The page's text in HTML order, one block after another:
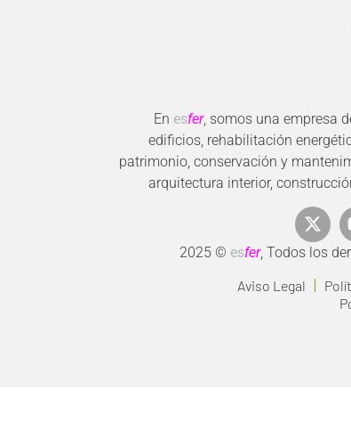
En esfer, somos una empresa
edificios, rehabilitación
patrimonio, conservación y
arquitectura interior,
2025 © esfer, Todos los
Aviso Legal